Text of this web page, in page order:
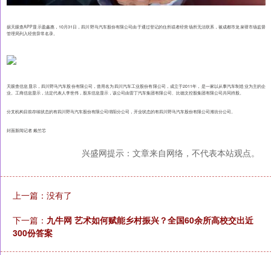
据天眼查APP显示盈鑫惠，10月31日，四川野马汽车股份有限公司由于通过登记的住所或者经营场所无法联系，被成都市龙泉驿市场监督
管理局列入经营异常名录。
天眼查信息显示，四川野马汽车股份有限公司，曾用名为四川汽车工业股份有限公司，成立于2011年，是一家以从事汽车制造业为主的企
业。工商信息显示，法定代表人李世伟，股东信息显示，该公司由雷丁汽车集团有限公司、比德文控股集团有限公司共同持股。
分支机构目前存续状态的有四川野马汽车股份有限公司绵阳分公司，开业状态的有四川野马汽车股份有限公司潍坊分公司。
封面新闻记者 戴竺芯
兴盛网提示：文章来自网络，不代表本站观点。
上一篇：没有了
下一篇： 九牛网 艺术如何赋能乡村振兴？全国60余所高校交出近
300份答案